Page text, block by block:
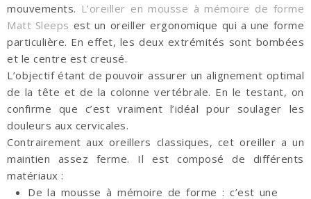
mouvements. L’oreiller en mousse à mémoire de forme
Matt Sleeps est un oreiller ergonomique qui a une forme
particulière. En effet, les deux extrémités sont bombées
et le centre est creusé.
L’objectif étant de pouvoir assurer un alignement optimal
de la tête et de la colonne vertébrale. En le testant, on
confirme que c’est vraiment l’idéal pour soulager les
douleurs aux cervicales.
Contrairement aux oreillers classiques, cet oreiller a un
maintien assez ferme. Il est composé de différents
matériaux :
De la mousse à mémoire de forme : c’est une